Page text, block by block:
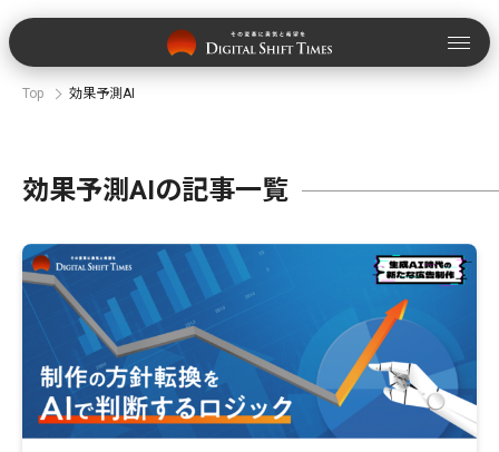
Top 効果予測AI
効果予測AIの記事一覧